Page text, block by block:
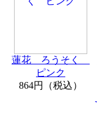
蓮花 ろうそく
ピンク
864円（税込）